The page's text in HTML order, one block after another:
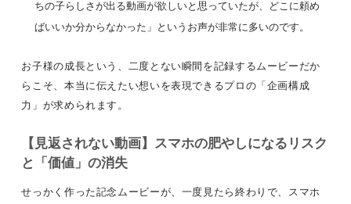
ちの子らしさが出る動画が欲しいと思っていたが、どこに頼め
ばいいか分からなかった」というお声が非常に多いのです。
お子様の成長という、二度とない瞬間を記録するムービーだか
らこそ、本当に伝えたい想いを表現できるプロの「企画構成
力」が求められます。
【見返されない動画】スマホの肥やしになるリスク
と「価値」の消失
せっかく作った記念ムービーが、一度見たら終わりで、スマホ